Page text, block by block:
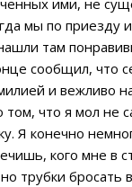
мы по
там
сообщил,
и вежливо
что я мол не
Я конечно
кого мне в
трубки